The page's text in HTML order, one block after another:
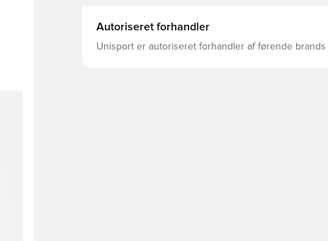
Autoriseret forhandler
Unisport er autoriseret forhandler af førende brands